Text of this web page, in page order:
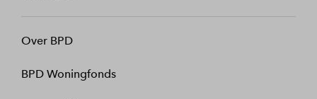
Over BPD
BPD Woningfonds